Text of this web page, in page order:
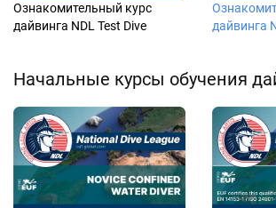
Ознакомительный курс
дайвинга NDL Test Dive
дайвинга
Начальные курсы обучения